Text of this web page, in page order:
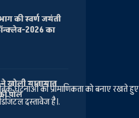
की प्रामाणिकता को बनाए रखते हुए
दस्तावेज है।.
की स्वर्ण जयंती
2026 का
खोली यातायात
पोल